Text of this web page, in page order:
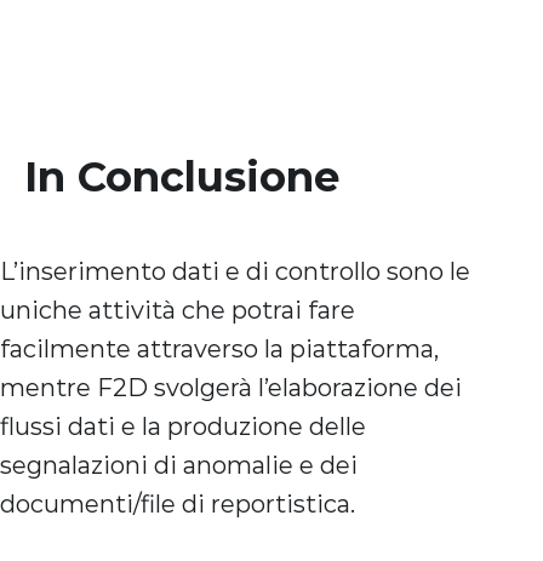
In Conclusione
L’inserimento dati e di controllo sono le
uniche attività che potrai fare
facilmente attraverso la piattaforma,
mentre F2D svolgerà l’elaborazione dei
flussi dati e la produzione delle
segnalazioni di anomalie e dei
documenti/file di reportistica.